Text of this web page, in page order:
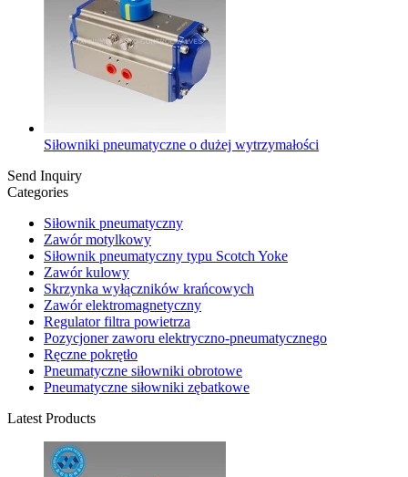
Siłowniki pneumatyczne o dużej wytrzymałości
Send Inquiry
Categories
Siłownik pneumatyczny
Zawór motylkowy
Siłownik pneumatyczny typu Scotch Yoke
Zawór kulowy
Skrzynka wyłączników krańcowych
Zawór elektromagnetyczny
Regulator filtra powietrza
Pozycjoner zaworu elektryczno-pneumatycznego
Ręczne pokrętło
Pneumatyczne siłowniki obrotowe
Pneumatyczne siłowniki zębatkowe
Latest Products